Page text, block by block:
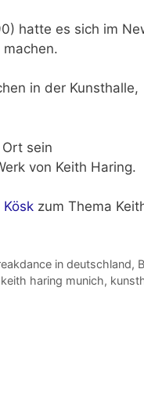
hatte es sich im
in der Kunsthalle,
sein
von Keith Haring.
Kösk zum Thema
in deutschland,
keith haring munich,